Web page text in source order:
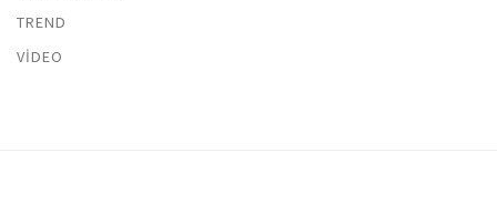
TREND
VIDEO